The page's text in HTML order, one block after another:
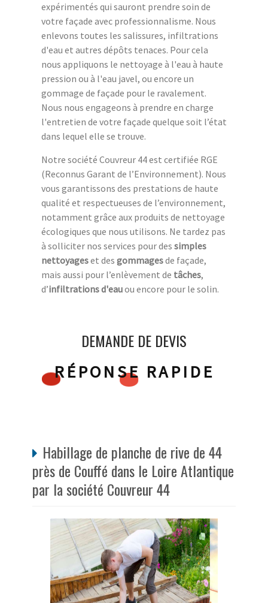
expérimentés qui sauront prendre soin de
votre façade avec professionnalisme. Nous
enlevons toutes les salissures, infiltrations
d'eau et autres dépôts tenaces. Pour cela
nous appliquons le nettoyage à l'eau à haute
pression ou à l'eau javel, ou encore un
gommage de façade pour le ravalement.
Nous nous engageons à prendre en charge
l'entretien de votre façade quelque soit l’état
dans lequel elle se trouve.
Notre société Couvreur 44 est certifiée RGE
(Reconnus Garant de l’Environnement). Nous
vous garantissons des prestations de haute
qualité et respectueuses de l’environnement,
notamment grâce aux produits de nettoyage
écologiques que nous utilisons. Ne tardez pas
à solliciter nos services pour des simples
nettoyageset des gommagesde façade,
mais aussi pour l’enlèvement de tâches,
d’infiltrations d'eauou encore pour le solin.
DEMANDE DE DEVIS
RÉPONSE RAPIDE
Habillage de planche de rive de 44
près de Couffé dans le Loire Atlantique
par la société Couvreur 44